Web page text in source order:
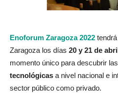
Enoforum Zaragoza 2022
Zaragoza los días 20 y 21 de
momento único para descubrir
tecnológicas a nivel nacional e
sector público como privado.